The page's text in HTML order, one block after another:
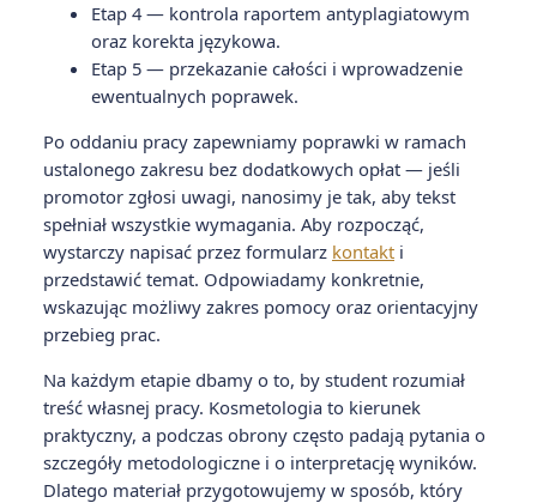
Etap 4 — kontrola raportem antyplagiatowym
oraz korekta językowa.
Etap 5 — przekazanie całości i wprowadzenie
ewentualnych poprawek.
Po oddaniu pracy zapewniamy poprawki w ramach
ustalonego zakresu bez dodatkowych opłat — jeśli
promotor zgłosi uwagi, nanosimy je tak, aby tekst
spełniał wszystkie wymagania. Aby rozpocząć,
wystarczy napisać przez formularz kontakt i
przedstawić temat. Odpowiadamy konkretnie,
wskazując możliwy zakres pomocy oraz orientacyjny
przebieg prac.
Na każdym etapie dbamy o to, by student rozumiał
treść własnej pracy. Kosmetologia to kierunek
praktyczny, a podczas obrony często padają pytania o
szczegóły metodologiczne i o interpretację wyników.
Dlatego materiał przygotowujemy w sposób, który